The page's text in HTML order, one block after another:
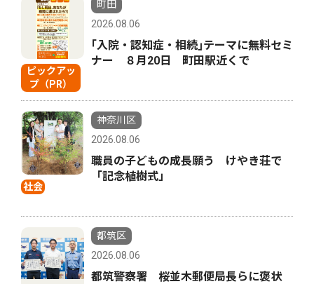
ピックアッ
プ（PR）
町田
2026.08.06
｢入院・認知症・相続｣テーマに無料セミ
ナー ８月20日 町田駅近くで
社会
神奈川区
2026.08.06
職員の子どもの成長願う けやき荘で
「記念植樹式」
都筑区
2026.08.06
都筑警察署 桜並木郵便局長らに褒状